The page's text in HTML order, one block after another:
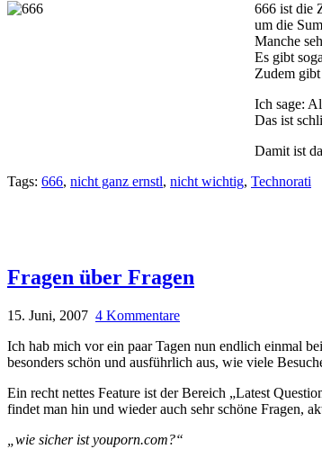
666 ist die
um die
Manche
Es gibt
Zudem
Ich sage:
Das ist
Damit ist
Tags: 666, nicht ganz ernstl, nicht wichtig, Technorati
Fragen über Fragen
15. Juni, 2007 4 Kommentare
Ich hab mich vor ein paar Tagen nun endlich einmal bei
besonders schön und ausführlich aus, wie viele
Ein recht nettes Feature ist der Bereich „Latest
findet man hin und wieder auch sehr schöne Fragen,
„wie sicher ist youporn.com?“